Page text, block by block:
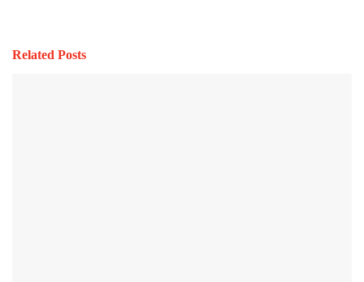
Related Posts